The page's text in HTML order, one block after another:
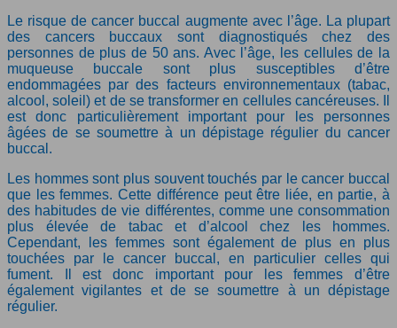
Le risque de cancer buccal augmente avec l’âge. La plupart
des cancers buccaux sont diagnostiqués chez des
personnes de plus de 50 ans. Avec l’âge, les cellules de la
muqueuse buccale sont plus susceptibles d’être
endommagées par des facteurs environnementaux (tabac,
alcool, soleil) et de se transformer en cellules cancéreuses. Il
est donc particulièrement important pour les personnes
âgées de se soumettre à un dépistage régulier du cancer
buccal.
Les hommes sont plus souvent touchés par le cancer buccal
que les femmes. Cette différence peut être liée, en partie, à
des habitudes de vie différentes, comme une consommation
plus élevée de tabac et d’alcool chez les hommes.
Cependant, les femmes sont également de plus en plus
touchées par le cancer buccal, en particulier celles qui
fument. Il est donc important pour les femmes d’être
également vigilantes et de se soumettre à un dépistage
régulier.